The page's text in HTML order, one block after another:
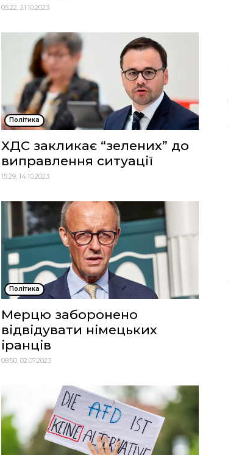
05:22, 21.10.2023
Політика
ХДС закликає “зелених” до
виправлення ситуації
15:29, 14.10.2023
Політика
Мерцю заборонено
відвідувати німецьких
іранців
08:50, 02.07.2023